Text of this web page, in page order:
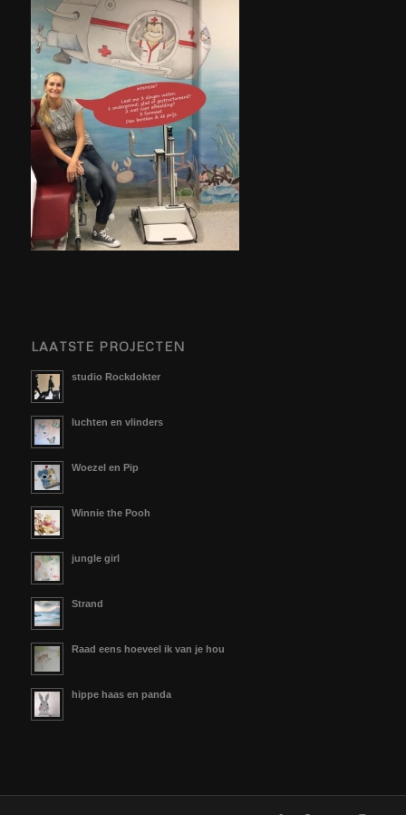
LAATSTE PROJECTEN
studio Rockdokter
luchten en vlinders
Woezel en Pip
Winnie the Pooh
jungle girl
Strand
Raad eens hoeveel ik van je hou
hippe haas en panda